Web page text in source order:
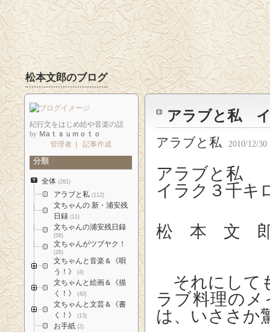
松本文郎のブログ
アラブと私 イ
アラブと私 2010/12/30
アラブと私
イラク３千キ
松 本 文
それにして
ラブ料理の
は、いささか
紀行文をはじめ絵や音楽の話
by Ｍaｔｓｕｍｏｔｏ
管理者
記事作成
分類
全体 (281)
アラブと私 (112)
文ちゃんの 新・浦安残
日録 (11)
文ちゃんの浦安残日録
(56)
文ちゃんがツブヤク！
(26)
文ちゃんと音楽＆《唄
う！》
(4)
文ちゃんと絵画＆《描
く！》
(40)
文ちゃんと文芸＆《書
く！》
(13)
お手紙 (2)